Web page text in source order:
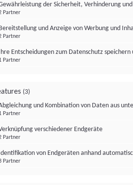
der Sicherheit, Verhinderung
Partner
und Anzeige von Werbung und
Partner
Entscheidungen zum Datenschutz
Partner
(3)
und Kombination von Daten aus
Partner
verschiedener Endgeräte
Partner
von Endgeräten anhand
Partner